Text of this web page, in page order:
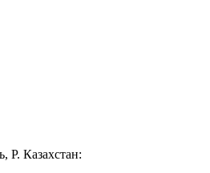
Р. Казахстан: